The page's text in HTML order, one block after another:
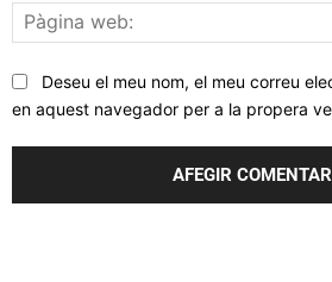
Deseu el meu nom, el meu correu
en aquest navegador per a la propera